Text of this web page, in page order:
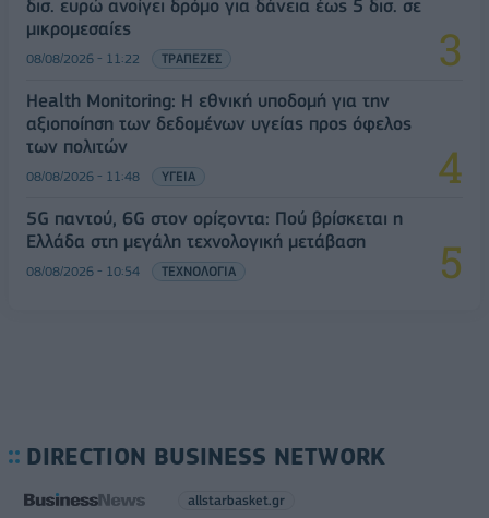
δισ. ευρώ ανοίγει δρόμο για δάνεια έως 5 δισ. σε
μικρομεσαίες
08/08/2026 - 11:22 ΤΡΑΠΕΖΕΣ
Health Monitoring: Η εθνική υποδομή για την
αξιοποίηση των δεδομένων υγείας προς όφελος
των πολιτών
08/08/2026 - 11:48 ΥΓΕΙΑ
5G παντού, 6G στον ορίζοντα: Πού βρίσκεται η
Ελλάδα στη μεγάλη τεχνολογική μετάβαση
08/08/2026 - 10:54 ΤΕΧΝΟΛΟΓΙΑ
DIRECTION BUSINESS NETWORK
allstarbasket.gr